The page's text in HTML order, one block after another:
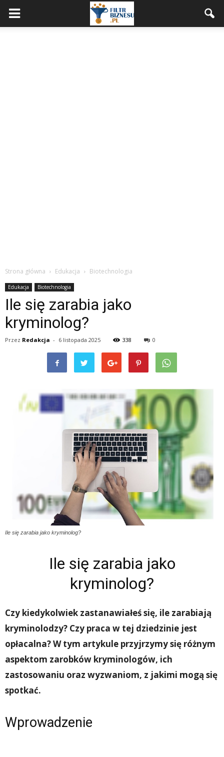
Strona główna Edukacja Biotechnologia
Edukacja Biotechnologia
Ile się zarabia jako
kryminolog?
Przez Redakcja - 6 listopada 2025 338 0
Ile się zarabia jako kryminolog?
Ile się zarabia jako
kryminolog?
Czy kiedykolwiek zastanawiałeś się, ile zarabiają
kryminolodzy? Czy praca w tej dziedzinie jest
opłacalna? W tym artykule przyjrzymy się różnym
aspektom zarobków kryminologów, ich
zastosowaniu oraz wyzwaniom, z jakimi mogą się
spotkać.
Wprowadzenie